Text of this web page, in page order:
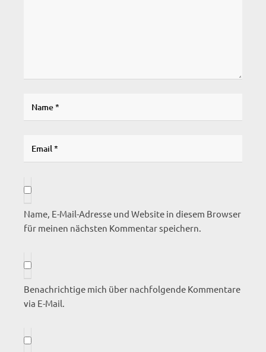
Name, E-Mail-Adresse und Website in diesem Browser
für meinen nächsten Kommentar speichern.
Benachrichtige mich über nachfolgende Kommentare
via E-Mail.